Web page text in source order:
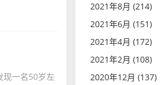
现一名50岁左
2021年8月 (214)
2021年6月 (151)
2021年4月 (172)
2021年2月 (108)
2020年12月 (137)